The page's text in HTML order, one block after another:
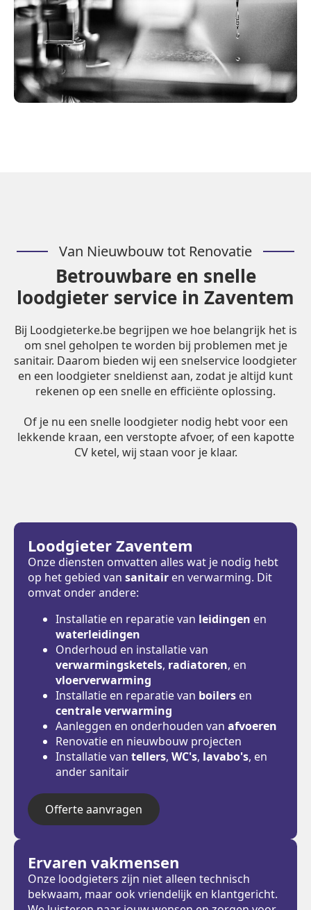
Van Nieuwbouw tot Renovatie
Betrouwbare en snelle
loodgieter service in Zaventem
Bij Loodgieterke.be begrijpen we hoe belangrijk het is
om snel geholpen te worden bij problemen met je
sanitair. Daarom bieden wij een snelservice loodgieter
en een loodgieter sneldienst aan, zodat je altijd kunt
rekenen op een snelle en efficiënte oplossing.
Of je nu een snelle loodgieter nodig hebt voor een
lekkende kraan, een verstopte afvoer, of een kapotte
CV ketel, wij staan voor je klaar.
Loodgieter Zaventem
Onze diensten omvatten alles wat je nodig hebt
op het gebied van sanitair en verwarming. Dit
omvat onder andere:
Installatie en reparatie van leidingen en
waterleidingen
Onderhoud en installatie van
verwarmingsketels, radiatoren, en
vloerverwarming
Installatie en reparatie van boilers en
centrale verwarming
Aanleggen en onderhouden van afvoeren
Renovatie en nieuwbouw projecten
Installatie van tellers, WC's, lavabo's, en
ander sanitair
Offerte aanvragen
Ervaren vakmensen
Onze loodgieters zijn niet alleen technisch
bekwaam, maar ook vriendelijk en klantgericht.